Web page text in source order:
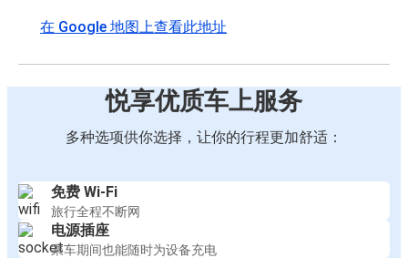
在 Google 地图上查看此地址
悦享优质车上服务
多种选项供你选择，让你的行程更加舒适：
免费 Wi-Fi
旅行全程不断网
电源插座
乘车期间也能随时为设备充电